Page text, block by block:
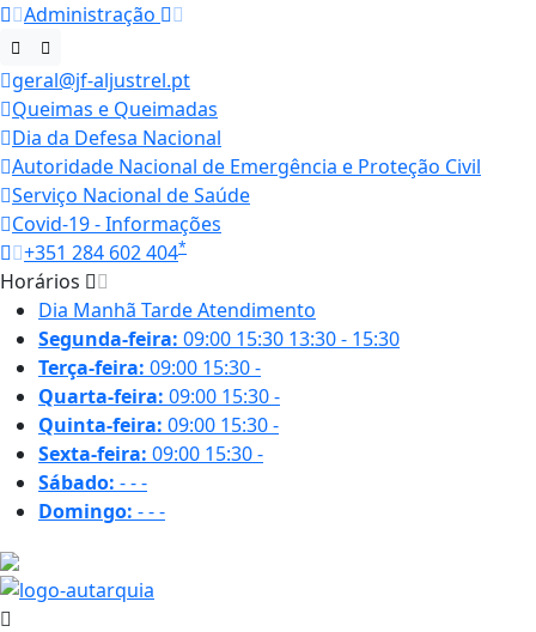
Administração
geral@jf-aljustrel.pt
Queimas e Queimadas
Dia da Defesa Nacional
Autoridade Nacional de Emergência e Proteção Civil
Serviço Nacional de Saúde
Covid-19 - Informações
+351 284 602 404*
Horários
Dia Manhã TardeAtendimento
Segunda-feira: 09:00 15:30 13:30 - 15:30
Terça-feira: 09:00 15:30-
Quarta-feira: 09:00 15:30-
Quinta-feira: 09:00 15:30-
Sexta-feira: 09:00 15:30-
Sábado: ---
Domingo: ---